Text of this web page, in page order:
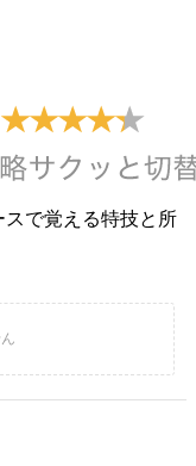
スで覚える特技と所